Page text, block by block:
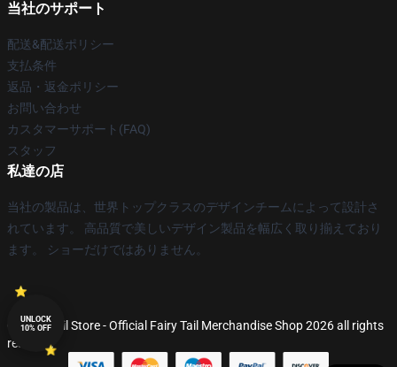
当社のサポート
配送&配送ポリシー
支払条件
返品・返金ポリシー
お問い合わせ
カスタマーサポート(FAQ)
スタッフ
私達の店
当社の製品は、世界トップクラスのデザインチームによって設計さ
れています。 高品質で美しいデザイン製品を幅広く取り揃えており
ます。 ショーだけではありません。
© Fairy Tail Store - Official Fairy Tail Merchandise Shop 2026 all rights
reserved
UNLOCK
10% OFF